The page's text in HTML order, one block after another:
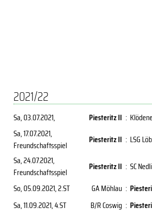
2021/22
Sa, 03.07.2021, Piesteritz II :
Sa, 17.07.2021,
Freundschaftsspiel
Piesteritz II : LSG
Sa, 24.07.2021,
Freundschaftsspiel
Piesteritz II : SC
So, 05.09.2021, 2.ST GA Möhlau :
Sa, 11.09.2021, 4.ST B/R Coswig :